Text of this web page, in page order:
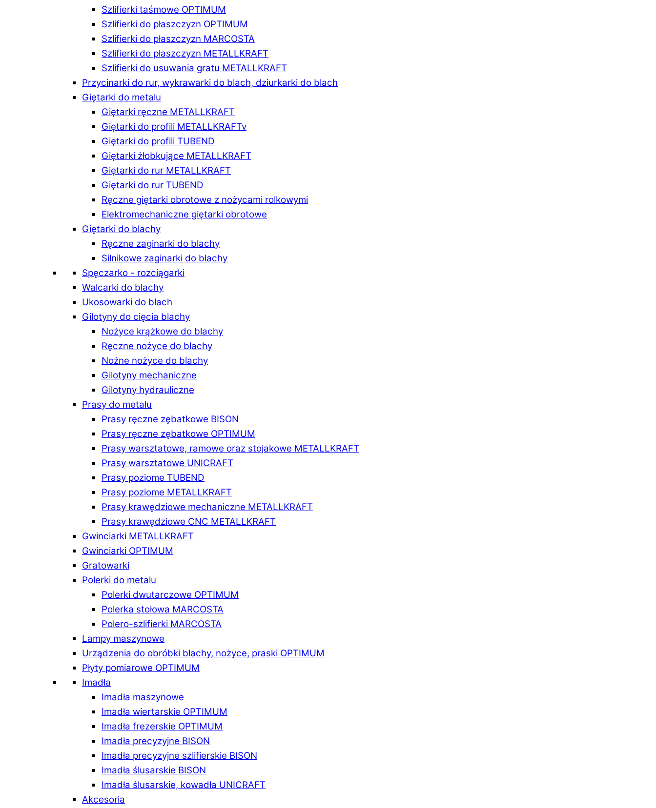
Szlifierki taśmowe OPTIMUM
Szlifierki do płaszczyzn OPTIMUM
Szlifierki do płaszczyzn MARCOSTA
Szlifierki do płaszczyzn METALLKRAFT
Szlifierki do usuwania gratu METALLKRAFT
Przycinarki do rur, wykrawarki do blach, dziurkarki do blach
Giętarki do metalu
Giętarki ręczne METALLKRAFT
Giętarki do profili METALLKRAFTv
Giętarki do profili TUBEND
Giętarki żłobkujące METALLKRAFT
Giętarki do rur METALLKRAFT
Giętarki do rur TUBEND
Ręczne giętarki obrotowe z nożycami rolkowymi
Elektromechaniczne giętarki obrotowe
Giętarki do blachy
Ręczne zaginarki do blachy
Silnikowe zaginarki do blachy
Spęczarko - rozciągarki
Walcarki do blachy
Ukosowarki do blach
Gilotyny do cięcia blachy
Nożyce krążkowe do blachy
Ręczne nożyce do blachy
Nożne nożyce do blachy
Gilotyny mechaniczne
Gilotyny hydrauliczne
Prasy do metalu
Prasy ręczne zębatkowe BISON
Prasy ręczne zębatkowe OPTIMUM
Prasy warsztatowe, ramowe oraz stojakowe METALLKRAFT
Prasy warsztatowe UNICRAFT
Prasy poziome TUBEND
Prasy poziome METALLKRAFT
Prasy krawędziowe mechaniczne METALLKRAFT
Prasy krawędziowe CNC METALLKRAFT
Gwinciarki METALLKRAFT
Gwinciarki OPTIMUM
Gratowarki
Polerki do metalu
Polerki dwutarczowe OPTIMUM
Polerka stołowa MARCOSTA
Polero-szlifierki MARCOSTA
Lampy maszynowe
Urządzenia do obróbki blachy, nożyce, praski OPTIMUM
Płyty pomiarowe OPTIMUM
Imadła
Imadła maszynowe
Imadła wiertarskie OPTIMUM
Imadła frezerskie OPTIMUM
Imadła precyzyjne BISON
Imadła precyzyjne szlifierskie BISON
Imadła ślusarskie BISON
Imadła ślusarskie, kowadła UNICRAFT
Akcesoria